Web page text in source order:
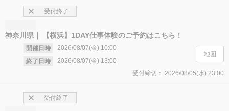
神奈川県 【横浜】1DAY仕事体験のご予約はこちら！
開催日時 2026/08/07(金) 10:00
終了日時
2026/08/07(金) 13:00
受付終了
受付締切： 2026/08/05(水) 23:00
地図
受付終了